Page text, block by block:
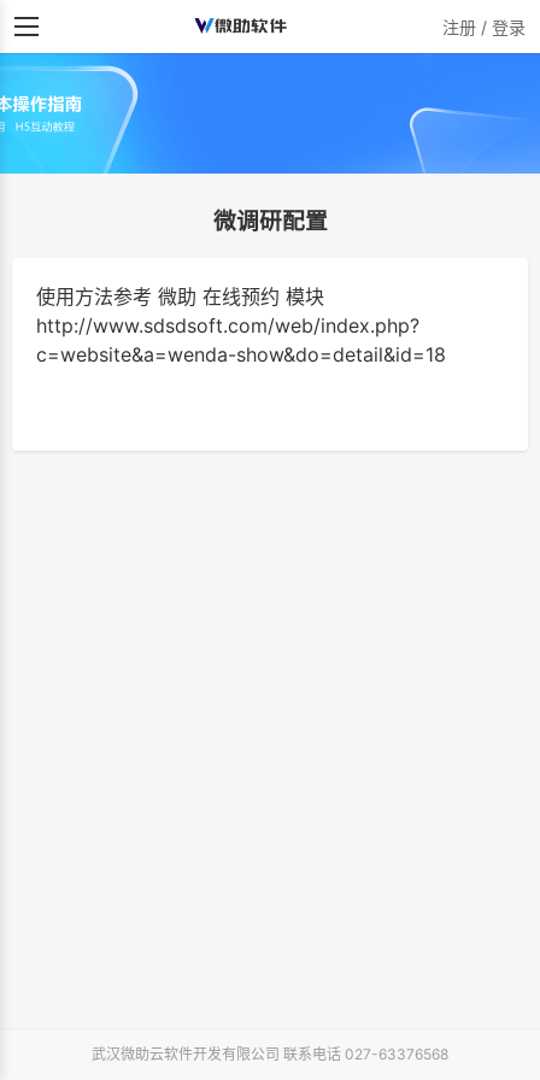
注册 / 登录
微调研配置
使用方法参考 微助 在线预约 模块
http://www.sdsdsoft.com/web/index.php?
c=website&a=wenda-show&do=detail&id=18
武汉微助云软件开发有限公司 联系电话 027-63376568